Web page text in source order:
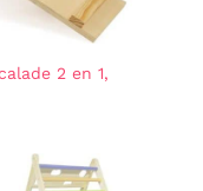
2 en 1,